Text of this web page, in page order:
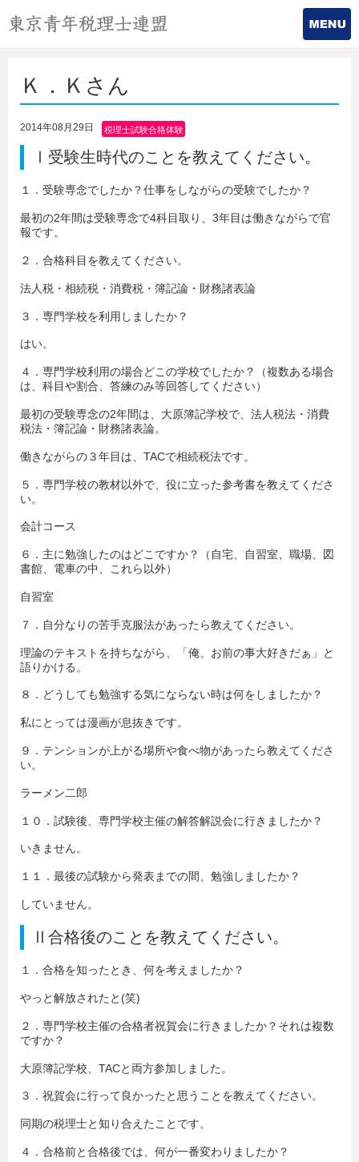
Ｋ．Ｋさん
2014年08月29日
税理士試験合格体験
Ⅰ受験生時代のことを教えてください。
１．受験専念でしたか？仕事をしながらの受験でしたか？
最初の2年間は受験専念で4科目取り、3年目は働きながらで官
報です。
２．合格科目を教えてください。
法人税・相続税・消費税・簿記論・財務諸表論
３．専門学校を利用しましたか？
はい。
４．専門学校利用の場合どこの学校でしたか？（複数ある場合
は、科目や割合、答練のみ等回答してください）
最初の受験専念の2年間は、大原簿記学校で、法人税法・消費
税法・簿記論・財務諸表論。
働きながらの３年目は、TACで相続税法です。
５．専門学校の教材以外で、役に立った参考書を教えてくださ
い。
会計コース
６．主に勉強したのはどこですか？（自宅、自習室、職場、図
書館、電車の中、これら以外）
自習室
７．自分なりの苦手克服法があったら教えてください。
理論のテキストを持ちながら、「俺、お前の事大好きだぁ」と
語りかける。
８．どうしても勉強する気にならない時は何をしましたか？
私にとっては漫画が息抜きです。
９．テンションが上がる場所や食べ物があったら教えてくださ
い。
ラーメン二郎
１０．試験後、専門学校主催の解答解説会に行きましたか？
いきません。
１１．最後の試験から発表までの間、勉強しましたか？
していません。
Ⅱ合格後のことを教えてください。
１．合格を知ったとき、何を考えましたか？
やっと解放されたと(笑)
２．専門学校主催の合格者祝賀会に行きましたか？それは複数
ですか？
大原簿記学校、TACと両方参加しました。
３．祝賀会に行って良かったと思うことを教えてください。
同期の税理士と知り合えたことです。
４．合格前と合格後では、何が一番変わりましたか？